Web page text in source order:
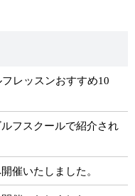
レッスンおすすめ10
フスクールで紹介され
催いたしました。